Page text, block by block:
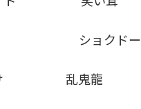
に ショクドー
抜け 乱鬼龍